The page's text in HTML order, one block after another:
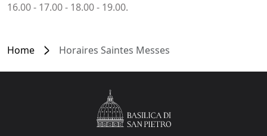
16.00 - 17.00 - 18.00 - 19.00.
Home Horaires Saintes Messes